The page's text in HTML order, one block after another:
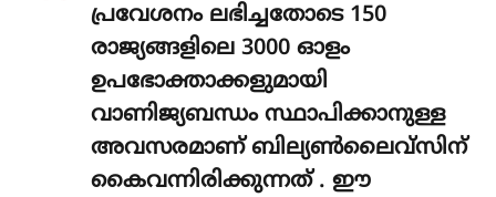
പ്രവേശനം ലഭിച്ചതോടെ 150
രാജ്യങ്ങളിലെ 3000 ഓളം
ഉപഭോക്താക്കളുമായി
വാണിജ്യബന്ധം സ്ഥാപിക്കാനുള്ള
അവസരമാണ് ബില്യണ്‍ലൈവ്സിന്
കൈവന്നിരിക്കുന്നത് . ഈ